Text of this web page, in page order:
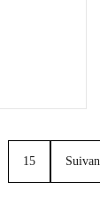
15